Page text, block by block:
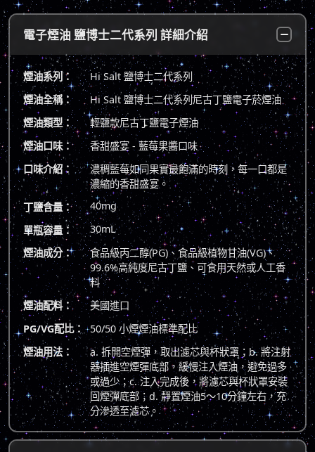
電子煙油 鹽博士二代系列 詳細介紹
煙油系列：
Hi Salt 鹽博士二代系列
煙油全稱：
Hi Salt 鹽博士二代系列尼古丁鹽電子菸煙油
煙油類型：
輕鹽款尼古丁鹽電子煙油
煙油口味：
香甜盛宴 - 藍莓果醬口味
口味介紹：
濃稠藍莓如同果實最飽滿的時刻，每一口都是
濃縮的香甜盛宴。
丁鹽含量：
40mg
單瓶容量：
30mL
煙油成分：
食品級丙二醇(PG)、食品級植物甘油(VG)、
99.6%高純度尼古丁鹽、可食用天然或人工香
料
煙油配料：
美國進口
PG/VG配比：
50/50 小煙煙油標準配比
煙油用法：
a. 拆開空煙彈，取出濾芯與杯狀罩；b. 將注射
器插進空煙彈底部，緩慢注入煙油，避免過多
或過少；c. 注入完成後，將濾芯與杯狀罩安裝
回煙彈底部；d. 靜置煙油5～10分鐘左右，充
分滲透至濾芯。